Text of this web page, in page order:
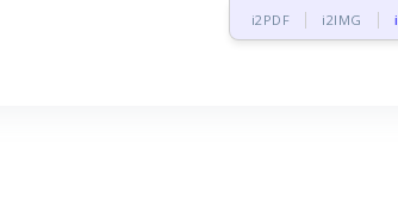
i2PDF i2IMG